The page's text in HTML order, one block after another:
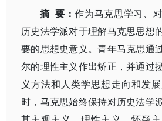
摘 要：作为马克思学习、
历史法学派对于理解马克思思想
要的思想史意义。青年马克思通
尔的理性主义作出矫正，并通过
义方法和人类学思想走向和发
时，马克思始终保持对历史法学